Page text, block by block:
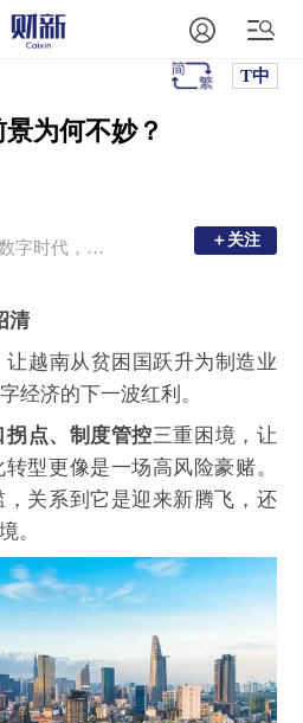
T中
为何不妙？
赛格大道：关注数字时代，提供靠谱分析 ＋关注
＋关注
清
越南从贫困国跃升为制造业
经济的下一波红利。
拐点、制度管控三重困境，让
型更像是一场高风险豪赌。
关系到它是迎来新腾飞，还
。